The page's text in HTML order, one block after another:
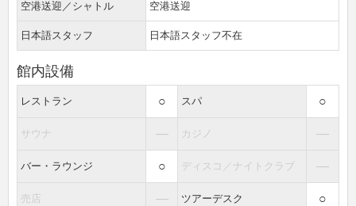
空港送迎／シャトル 空港送迎
日本語スタッフ 日本語スタッフ不在
館内設備
レストラン ○ スパ ○
サウナ ― カジノ ―
バー・ラウンジ ○ ディスコ／ナイトクラブ ―
売店 ― ツアーデスク ○